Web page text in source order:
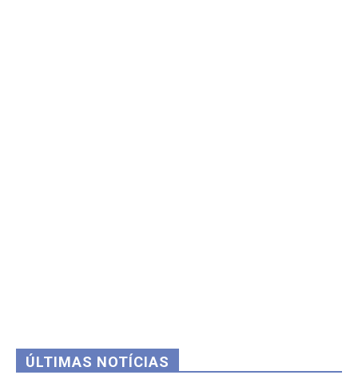
ÚLTIMAS NOTÍCIAS